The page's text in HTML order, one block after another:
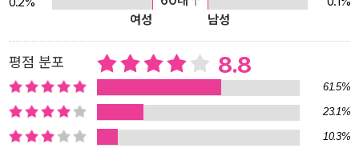
은 전편에 대한 해답을 주는 동시에 또 다른 의문과 궁금증을 던지며
독자를 사로잡는다. 끔찍한 미로에서 벗어나서 마침내 평온한 삶으로
돌아왔다고 안도한 순간 소년들은 폐허가 되어버린 지구와 대면한다.
태양에서 발생하는 폭발 현상인 ‘플레어’로 인해 지구는 화염에 휩싸
여 생명체가 살아남을 수 없는 가혹한 환경으로 변해버렸고, 신종 바
이러스까지 창궐한 것이다. ‘사악’이라는 세계 연합정부 단체는 신종
전염병의 치료약을 구하기 위해 수천 명의 아이들 중에서 가장 영리
여성
남성
평점 분포 8.8
61.5%
23.1%
10.3%